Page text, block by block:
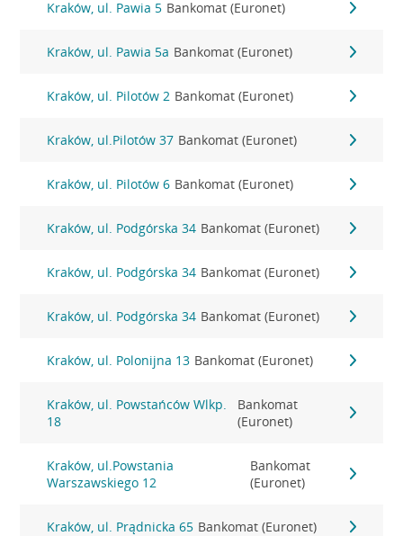
Kraków, ul. Pawia 5 Bankomat (Euronet)
Kraków, ul. Pawia 5a Bankomat (Euronet)
Kraków, ul. Pilotów 2 Bankomat (Euronet)
Kraków, ul.Pilotów 37 Bankomat (Euronet)
Kraków, ul. Pilotów 6 Bankomat (Euronet)
Kraków, ul. Podgórska 34 Bankomat (Euronet)
Kraków, ul. Podgórska 34 Bankomat (Euronet)
Kraków, ul. Podgórska 34 Bankomat (Euronet)
Kraków, ul. Polonijna 13 Bankomat (Euronet)
Kraków, ul. Powstańców Wlkp.
18
Bankomat
(Euronet)
Kraków, ul.Powstania
Warszawskiego 12
Bankomat
(Euronet)
Kraków, ul. Prądnicka 65 Bankomat (Euronet)